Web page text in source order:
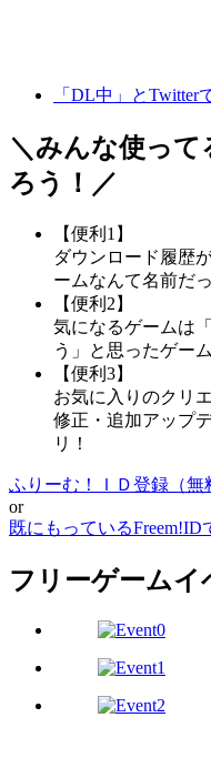
「DL中」とTwitter
＼みんな使って
ろう！／
【便利1】
ダウンロード履歴
ームなんて名前だ
【便利2】
気になるゲームは
う」と思ったゲー
【便利3】
お気に入りのクリ
修正・追加アップ
リ！
ふりーむ！ＩＤ登録（無
or
既にもっているFreem!ID
フリーゲームイ